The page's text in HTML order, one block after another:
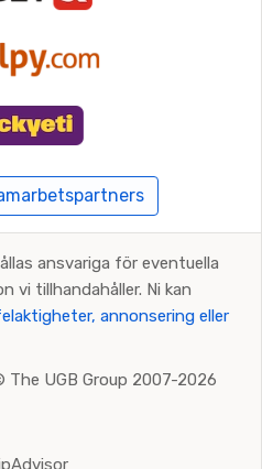
ansvariga för eventuella
vi tillhandahåller. Ni kan
annonsering eller
The UGB Group 2007-2026